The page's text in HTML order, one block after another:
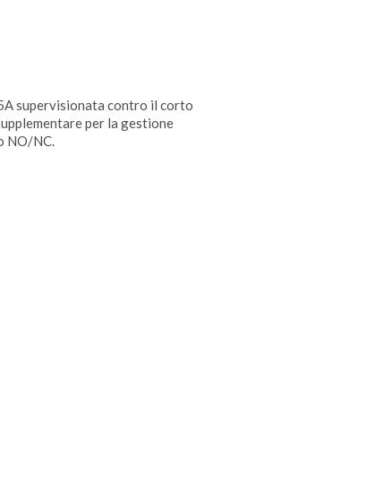
supervisionata contro il corto
per la gestione
NO/NC.